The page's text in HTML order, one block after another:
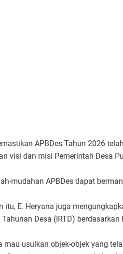
APBDes Tahun 2026
visi dan misi Pemerintah Desa
mudahan APBDes dapat
itu, E. Heryana juga
Tahunan Desa (IRTD)
mau usulkan objek-objek yang